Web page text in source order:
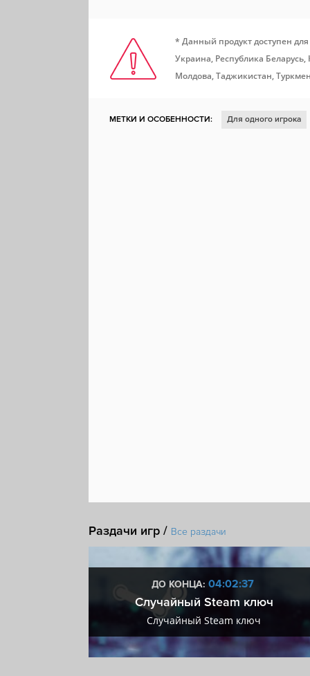
* Данный продукт доступен
Украина, Республика
Молдова, Таджикистан,
МЕТКИ И ОСОБЕННОСТИ: Для одного игрока
Раздачи игр / Все раздачи
ДО КОНЦА: 04:02:36
Случайный Steam ключ
Случайный Steam ключ